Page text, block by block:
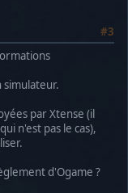
#3
simulateur.
par Xtense (il
n'est pas le cas),
d'Ogame ?